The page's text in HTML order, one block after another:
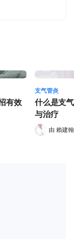
有效
支气管炎
什么是支
与治疗
由 賴建